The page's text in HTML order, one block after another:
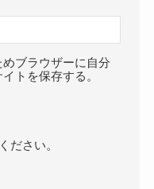
ブラウザーに自分
トを保存する。
ださい。